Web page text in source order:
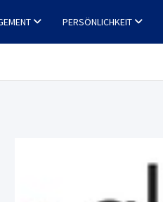
PERSÖNLICHKEIT